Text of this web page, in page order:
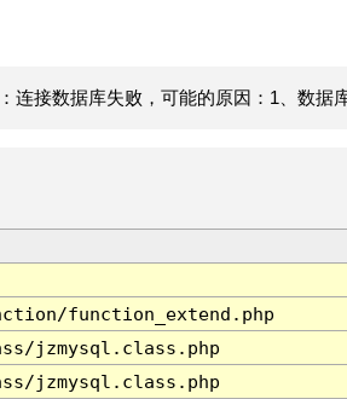
连接数据库失败，可能的原因：1、数据
function_extend.php
jzmysql.class.php
jzmysql.class.php